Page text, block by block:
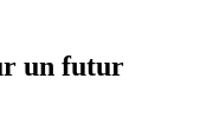
un futur